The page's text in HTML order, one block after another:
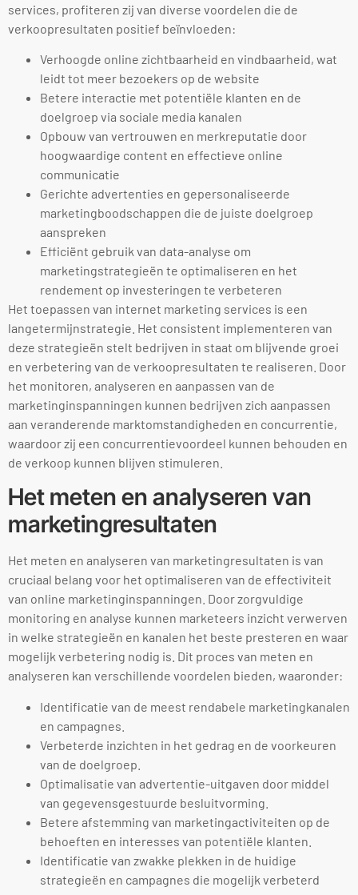
services, profiteren zij van diverse voordelen die de
verkoopresultaten positief beïnvloeden:
Verhoogde online zichtbaarheid en vindbaarheid, wat
leidt tot meer bezoekers op de website
Betere interactie met potentiële klanten en de
doelgroep via sociale media kanalen
Opbouw van vertrouwen en merkreputatie door
hoogwaardige content en effectieve online
communicatie
Gerichte advertenties en gepersonaliseerde
marketingboodschappen die de juiste doelgroep
aanspreken
Efficiënt gebruik van data-analyse om
marketingstrategieën te optimaliseren en het
rendement op investeringen te verbeteren
Het toepassen van internet marketing services is een
langetermijnstrategie. Het consistent implementeren van
deze strategieën stelt bedrijven in staat om blijvende groei
en verbetering van de verkoopresultaten te realiseren. Door
het monitoren, analyseren en aanpassen van de
marketinginspanningen kunnen bedrijven zich aanpassen
aan veranderende marktomstandigheden en concurrentie,
waardoor zij een concurrentievoordeel kunnen behouden en
de verkoop kunnen blijven stimuleren.
Het meten en analyseren van
marketingresultaten
Het meten en analyseren van marketingresultaten is van
cruciaal belang voor het optimaliseren van de effectiviteit
van online marketinginspanningen. Door zorgvuldige
monitoring en analyse kunnen marketeers inzicht verwerven
in welke strategieën en kanalen het beste presteren en waar
mogelijk verbetering nodig is. Dit proces van meten en
analyseren kan verschillende voordelen bieden, waaronder:
Identificatie van de meest rendabele marketingkanalen
en campagnes.
Verbeterde inzichten in het gedrag en de voorkeuren
van de doelgroep.
Optimalisatie van advertentie-uitgaven door middel
van gegevensgestuurde besluitvorming.
Betere afstemming van marketingactiviteiten op de
behoeften en interesses van potentiële klanten.
Identificatie van zwakke plekken in de huidige
strategieën en campagnes die mogelijk verbeterd